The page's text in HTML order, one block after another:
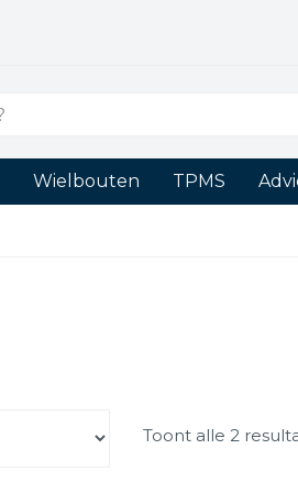
Wielbouten TPMS
Toont alle 2